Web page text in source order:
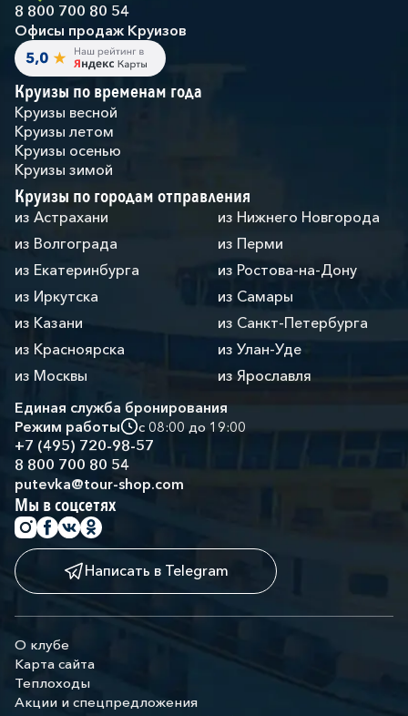
8 800 700 80 54
Офисы продаж Круизов
Круизы по временам года
Круизы весной
Круизы летом
Круизы осенью
Круизы зимой
Круизы по городам отправления
из Астрахани
из Волгограда
из Екатеринбурга
из Иркутска
из Казани
из Красноярска
из Москвы
из Нижнего Новгорода
из Перми
из Ростова-на-Дону
из Самары
из Санкт-Петербурга
из Улан-Уде
из Ярославля
Единая служба бронирования
Режим работы
с 08:00 до 19:00
+7 (495) 720-98-57
8 800 700 80 54
putevka@tour-shop.com
Мы в соцсетях
Написать в Telegram
О клубе
Карта сайта
Теплоходы
Акции и спецпредложения